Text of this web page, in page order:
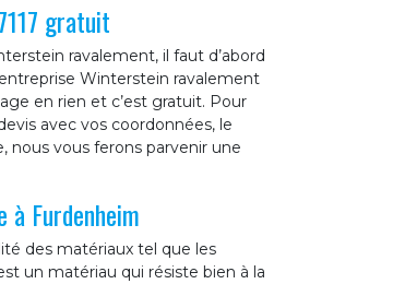
gratuit
ravalement, il faut d’abord
Winterstein ravalement
en rien et c’est gratuit. Pour
avec vos coordonnées, le
vous ferons parvenir une
à Furdenheim
des matériaux tel que les
un matériau qui résiste bien à la